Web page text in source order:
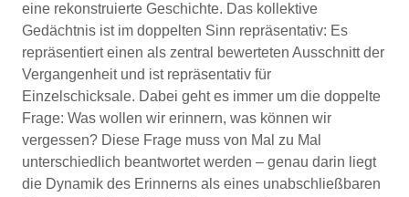
eine rekonstruierte Geschichte. Das kollektive
Gedächtnis ist im doppelten Sinn repräsentativ: Es
repräsentiert einen als zentral bewerteten Ausschnitt der
Vergangenheit und ist repräsentativ für
Einzelschicksale. Dabei geht es immer um die doppelte
Frage: Was wollen wir erinnern, was können wir
vergessen? Diese Frage muss von Mal zu Mal
unterschiedlich beantwortet werden – genau darin liegt
die Dynamik des Erinnerns als eines unabschließbaren